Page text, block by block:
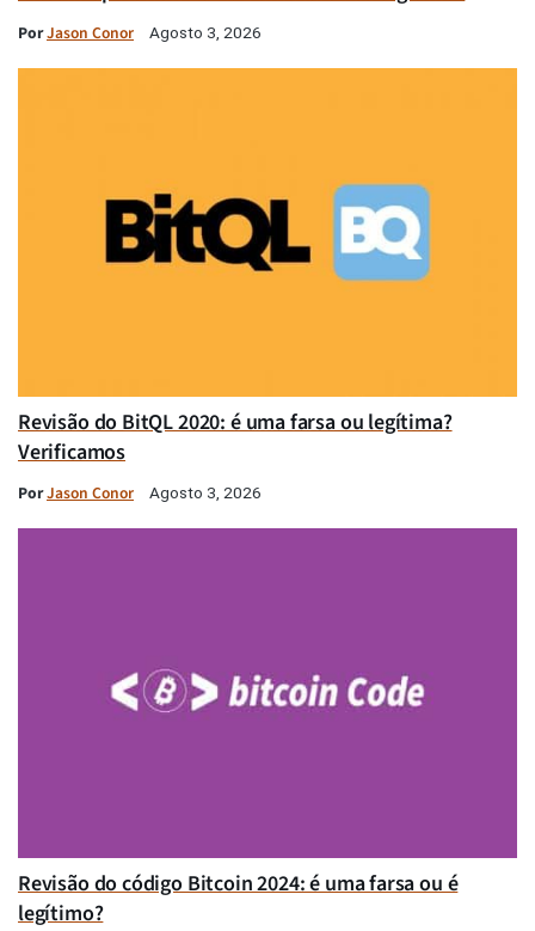
PorJason Conor Agosto 3, 2026
Revisão do BitQL 2020: é uma farsa ou legítima?
Verificamos
PorJason Conor Agosto 3, 2026
Revisão do código Bitcoin 2024: é uma farsa ou é
legítimo?